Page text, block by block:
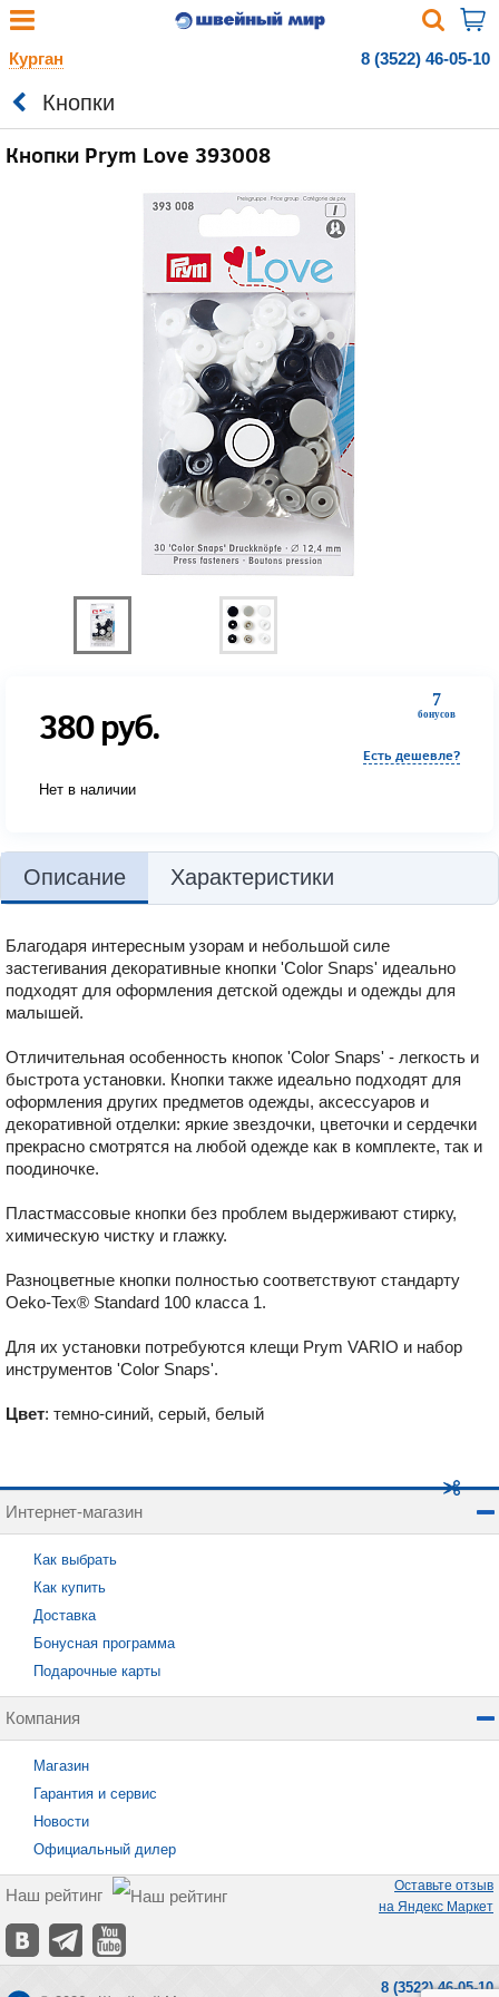
Курган 8 (3522) 46-05-10
Кнопки
Кнопки Prym Love 393008
7
бонусов
380руб.
Есть дешевле?
Нет в наличии
Описание Характеристики
Благодаря интересным узорам и небольшой силе
застегивания декоративные кнопки ʹColor Snapsʹ идеально
подходят для оформления детской одежды и одежды для
малышей.
Отличительная особенность кнопок ʹColor Snapsʹ - легкость и
быстрота установки. Кнопки также идеально подходят для
оформления других предметов одежды, аксессуаров и
декоративной отделки: яркие звездочки, цветочки и сердечки
прекрасно смотрятся на любой одежде как в комплекте, так и
поодиночке.
Пластмассовые кнопки без проблем выдерживают стирку,
химическую чистку и глажку.
Разноцветные кнопки полностью соответствуют стандарту
Oeko-Tex® Standard 100 класса 1.
Для их установки потребуются клещи Prym VARIO и набор
инструментов ʹColor Snapsʹ.
Цвет: темно-синий, серый, белый
Интернет-магазин
Как выбрать
Как купить
Доставка
Бонусная программа
Подарочные карты
Компания
Магазин
Гарантия и сервис
Новости
Официальный дилер
Наш рейтинг
Оставьте отзыв
на Яндекс Маркет
8 (3522) 46-05-10